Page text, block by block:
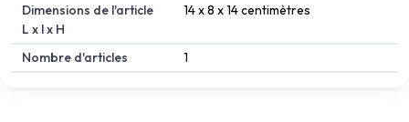
Dimensions de l'article
L x l x H
14 x 8 x 14 centimètres
Nombre d'articles 1